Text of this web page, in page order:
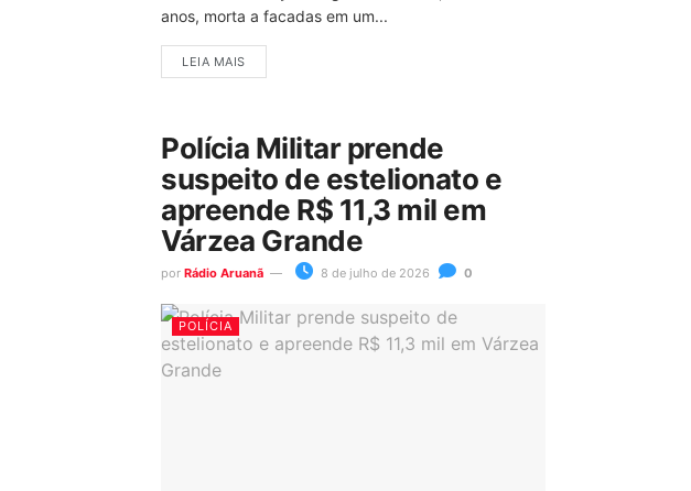
anos, morta a facadas em um...
LEIA MAIS
Polícia Militar prende
suspeito de estelionato e
apreende R$ 11,3 mil em
Várzea Grande
por Rádio Aruanã 8 de julho de 2026 0
POLÍCIA